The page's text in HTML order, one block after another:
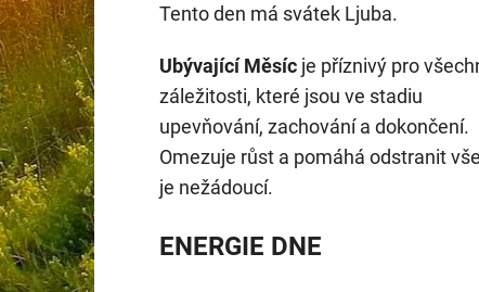
Tento den má svátek Ljuba.
Ubývající Měsíc je příznivý pro
záležitosti, které jsou ve stadiu
upevňování, zachování a dokončení.
Omezuje růst a pomáhá odstranit
je nežádoucí.
ENERGIE DNE